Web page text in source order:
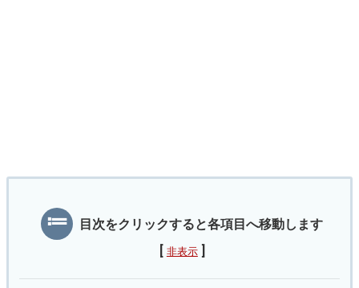
目次をクリックすると各項目へ移動します
[ 非表示 ]